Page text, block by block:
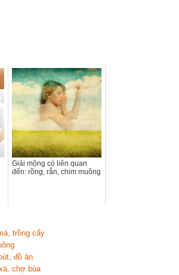
Giải mộng có liên quan
đến: rồng, rắn, chim muông
trồng cấy
đồ án
chợ búa